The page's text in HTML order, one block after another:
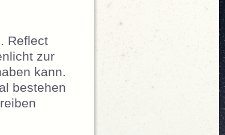
Reflect
zur
kann.
bestehen
– Offener Brief an Reflect